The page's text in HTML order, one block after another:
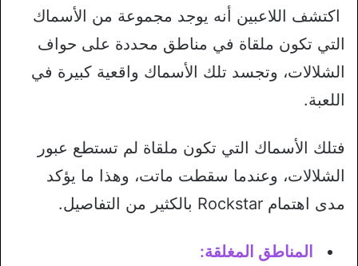
اكتشف اللاعبين أنه يوجد مجموعة من الأسماك
التي تكون ملقاة في مناطق محددة على حواف
الشلالات، وتجسد تلك الأسماك واقعية كبيرة في
اللعبة.
فتلك الأسماك التي تكون ملقاة لم تستطع عبور
الشلالات، وعندما سقطت ماتت، وهذا ما يؤكد
مدى اهتمام Rockstar بالكثير من التفاصيل.
المناطق المغلقة: